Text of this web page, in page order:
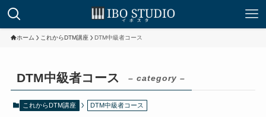
ホーム これからDTM講座 DTM中級者コース
DTM中級者コース – category –
これからDTM講座 DTM中級者コース